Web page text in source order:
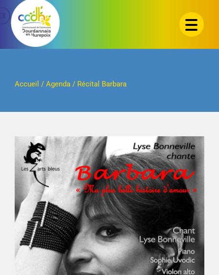
Passer
contenu
Accueil / Agenda/ Récital Barbara